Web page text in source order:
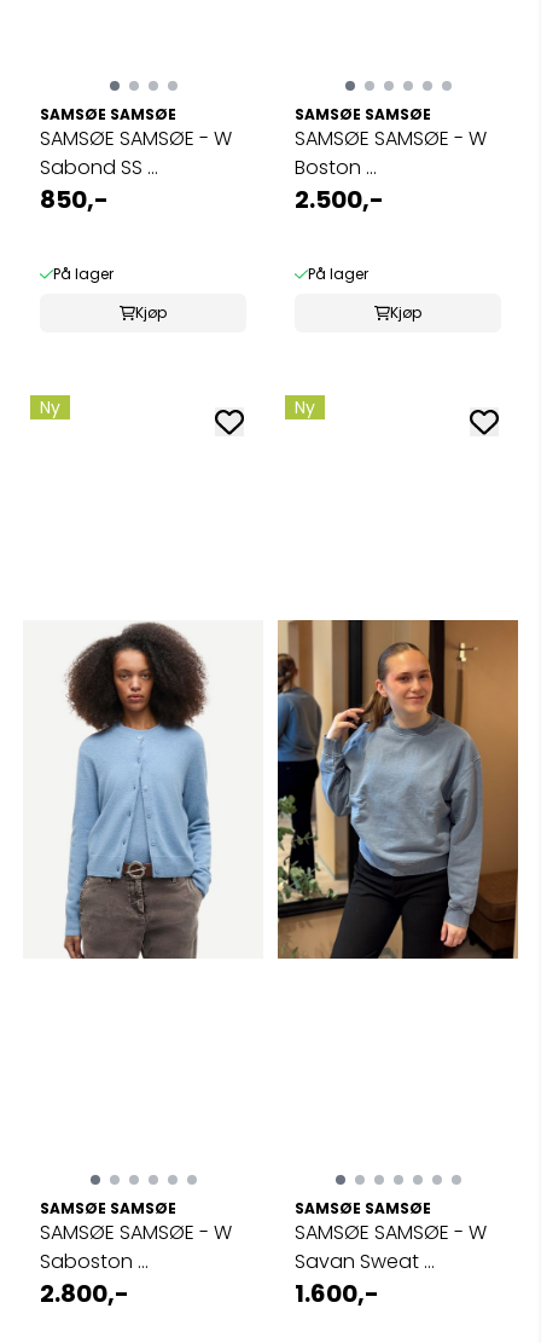
SAMSØE SAMSØE
SAMSØE SAMSØE - W
Sabond SS ...
850,-
På lager
Kjøp
SAMSØE SAMSØE
SAMSØE SAMSØE - W
Boston ...
2.500,-
På lager
Kjøp
Ny
SAMSØE SAMSØE
SAMSØE SAMSØE - W
Saboston ...
2.800,-
Ny
SAMSØE SAMSØE
SAMSØE SAMSØE - W
Savan Sweat ...
1.600,-